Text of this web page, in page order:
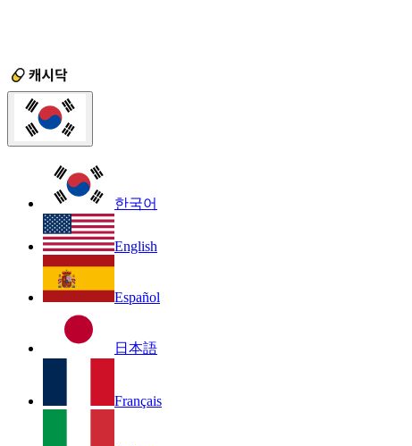
한국어
English
Español
日本語
Français